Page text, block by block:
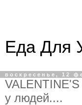
Еда Для
воскресенье, 12
VALENTINE'S
у людей....